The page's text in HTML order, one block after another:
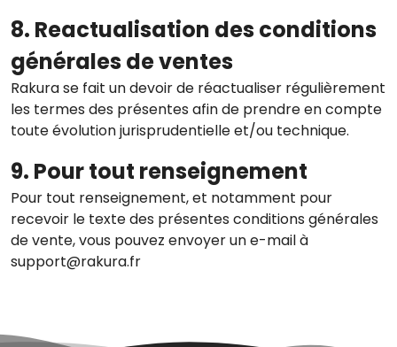
8. Reactualisation des conditions
générales de ventes
Rakura se fait un devoir de réactualiser régulièrement
les termes des présentes afin de prendre en compte
toute évolution jurisprudentielle et/ou technique.
9. Pour tout renseignement
Pour tout renseignement, et notamment pour
recevoir le texte des présentes conditions générales
de vente, vous pouvez envoyer un e-mail à
support@rakura.fr